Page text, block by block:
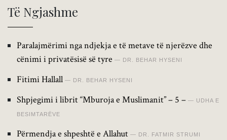
Të Ngjashme
Paralajmërimi nga ndjekja e të metave të njerëzve dhe
cënimi i privatësisë së tyre
DR. BEHAR HYSENI
Fitimi Hallall DR. BEHAR HYSENI
Shpjegimi i librit “Mburoja e Muslimanit” – 5 – UDHA E
BESIMTARËVE
Përmendja e shpeshtë e Allahut DR. FATMIR STRUMI